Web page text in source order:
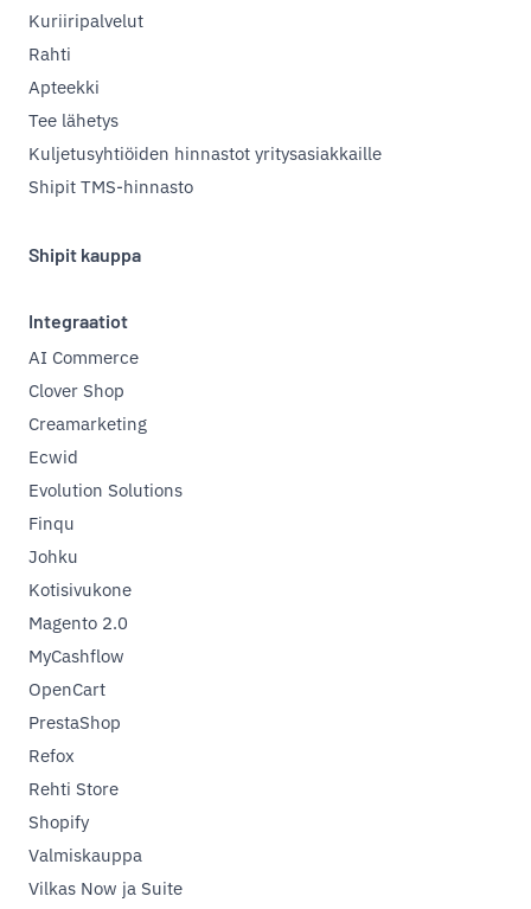
Kuriiripalvelut
Rahti
Apteekki
Tee lähetys
Kuljetusyhtiöiden hinnastot yritysasiakkaille
Shipit TMS-hinnasto
Shipit kauppa
Integraatiot
AI Commerce
Clover Shop
Creamarketing
Ecwid
Evolution Solutions
Finqu
Johku
Kotisivukone
Magento 2.0
MyCashflow
OpenCart
PrestaShop
Refox
Rehti Store
Shopify
Valmiskauppa
Vilkas Now ja Suite